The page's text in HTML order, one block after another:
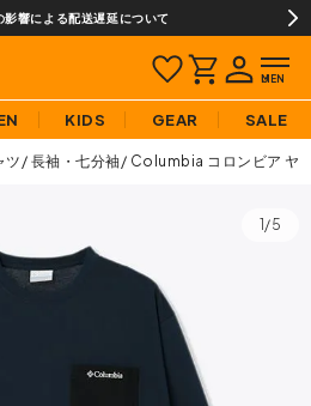
影響による配送遅延について
KIDS GEAR SALE
ツ 長袖・七分袖 Columbia コロンビア ヤ
1/5